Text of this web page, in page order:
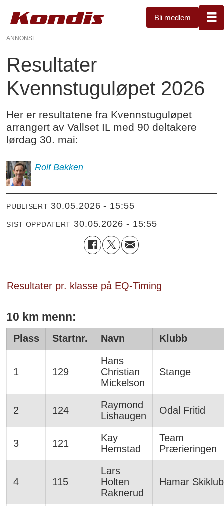
Bli medlem
ANNONSE
Resultater
Kvennstuguløpet 2026
Her er resultatene fra Kvennstuguløpet
arrangert av Vallset IL med 90 deltakere
lørdag 30. mai:
Rolf Bakken
PUBLISERT 30.05.2026 - 15:55
SIST OPPDATERT 30.05.2026 - 15:55
Resultater pr. klasse på EQ-Timing
10 km menn:
Plass Startnr. Navn Klubb
1 129
Hans
Christian
Mickelson
Stange
2 124
Raymond
Lishaugen
Odal Fritid
3 121
Kay
Hemstad
Team
Prærieringen
4 115
Lars
Holten
Raknerud
Hamar